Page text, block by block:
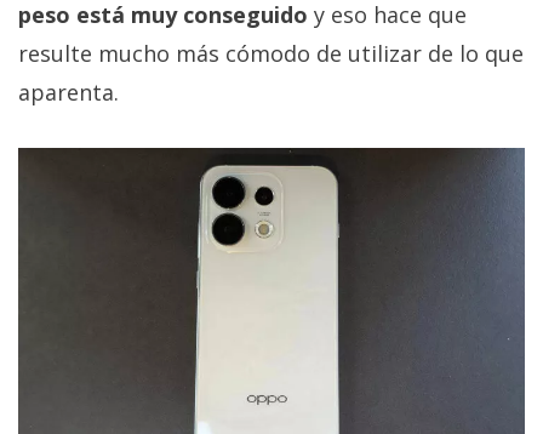
peso está muy conseguido y eso hace que
resulte mucho más cómodo de utilizar de lo que
aparenta.